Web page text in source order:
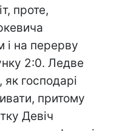
проте,
на перерву
2:0. Ледве
господарі
притому
Девіч